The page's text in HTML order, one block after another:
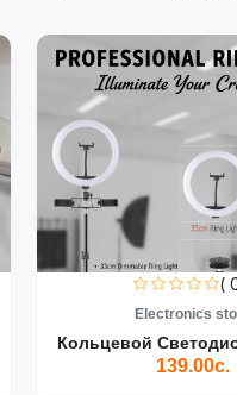
(
Electronics
Кольцевой
139.00с.